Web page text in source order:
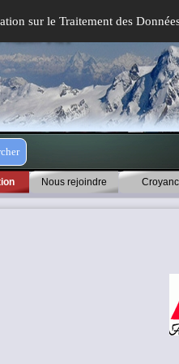
sur le Traitement des
Nous rejoindre